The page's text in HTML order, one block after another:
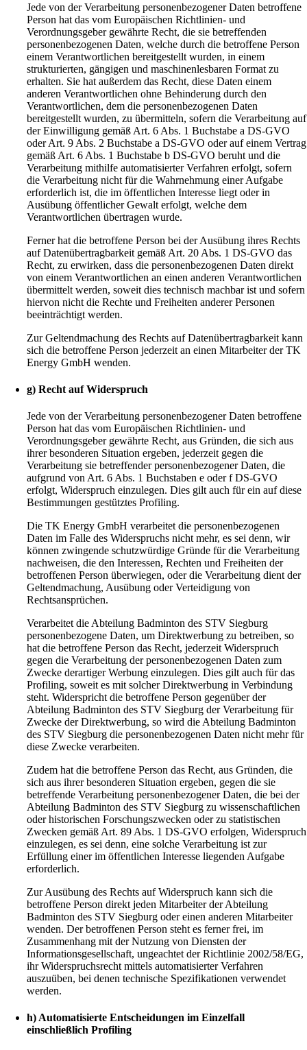
Jede von der Verarbeitung personenbezogener Daten betroffene
Person hat das vom Europäischen Richtlinien- und
Verordnungsgeber gewährte Recht, die sie betreffenden
personenbezogenen Daten, welche durch die betroffene Person
einem Verantwortlichen bereitgestellt wurden, in einem
strukturierten, gängigen und maschinenlesbaren Format zu
erhalten. Sie hat außerdem das Recht, diese Daten einem
anderen Verantwortlichen ohne Behinderung durch den
Verantwortlichen, dem die personenbezogenen Daten
bereitgestellt wurden, zu übermitteln, sofern die Verarbeitung auf
der Einwilligung gemäß Art. 6 Abs. 1 Buchstabe a DS-GVO
oder Art. 9 Abs. 2 Buchstabe a DS-GVO oder auf einem Vertrag
gemäß Art. 6 Abs. 1 Buchstabe b DS-GVO beruht und die
Verarbeitung mithilfe automatisierter Verfahren erfolgt, sofern
die Verarbeitung nicht für die Wahrnehmung einer Aufgabe
erforderlich ist, die im öffentlichen Interesse liegt oder in
Ausübung öffentlicher Gewalt erfolgt, welche dem
Verantwortlichen übertragen wurde.
Ferner hat die betroffene Person bei der Ausübung ihres Rechts
auf Datenübertragbarkeit gemäß Art. 20 Abs. 1 DS-GVO das
Recht, zu erwirken, dass die personenbezogenen Daten direkt
von einem Verantwortlichen an einen anderen Verantwortlichen
übermittelt werden, soweit dies technisch machbar ist und sofern
hiervon nicht die Rechte und Freiheiten anderer Personen
beeinträchtigt werden.
Zur Geltendmachung des Rechts auf Datenübertragbarkeit kann
sich die betroffene Person jederzeit an einen Mitarbeiter der TK
Energy GmbH wenden.
g) Recht auf Widerspruch
Jede von der Verarbeitung personenbezogener Daten betroffene
Person hat das vom Europäischen Richtlinien- und
Verordnungsgeber gewährte Recht, aus Gründen, die sich aus
ihrer besonderen Situation ergeben, jederzeit gegen die
Verarbeitung sie betreffender personenbezogener Daten, die
aufgrund von Art. 6 Abs. 1 Buchstaben e oder f DS-GVO
erfolgt, Widerspruch einzulegen. Dies gilt auch für ein auf diese
Bestimmungen gestütztes Profiling.
Die TK Energy GmbH verarbeitet die personenbezogenen
Daten im Falle des Widerspruchs nicht mehr, es sei denn, wir
können zwingende schutzwürdige Gründe für die Verarbeitung
nachweisen, die den Interessen, Rechten und Freiheiten der
betroffenen Person überwiegen, oder die Verarbeitung dient der
Geltendmachung, Ausübung oder Verteidigung von
Rechtsansprüchen.
Verarbeitet die Abteilung Badminton des STV Siegburg
personenbezogene Daten, um Direktwerbung zu betreiben, so
hat die betroffene Person das Recht, jederzeit Widerspruch
gegen die Verarbeitung der personenbezogenen Daten zum
Zwecke derartiger Werbung einzulegen. Dies gilt auch für das
Profiling, soweit es mit solcher Direktwerbung in Verbindung
steht. Widerspricht die betroffene Person gegenüber der
Abteilung Badminton des STV Siegburg der Verarbeitung für
Zwecke der Direktwerbung, so wird die Abteilung Badminton
des STV Siegburg die personenbezogenen Daten nicht mehr für
diese Zwecke verarbeiten.
Zudem hat die betroffene Person das Recht, aus Gründen, die
sich aus ihrer besonderen Situation ergeben, gegen die sie
betreffende Verarbeitung personenbezogener Daten, die bei der
Abteilung Badminton des STV Siegburg zu wissenschaftlichen
oder historischen Forschungszwecken oder zu statistischen
Zwecken gemäß Art. 89 Abs. 1 DS-GVO erfolgen, Widerspruch
einzulegen, es sei denn, eine solche Verarbeitung ist zur
Erfüllung einer im öffentlichen Interesse liegenden Aufgabe
erforderlich.
Zur Ausübung des Rechts auf Widerspruch kann sich die
betroffene Person direkt jeden Mitarbeiter der Abteilung
Badminton des STV Siegburg oder einen anderen Mitarbeiter
wenden. Der betroffenen Person steht es ferner frei, im
Zusammenhang mit der Nutzung von Diensten der
Informationsgesellschaft, ungeachtet der Richtlinie 2002/58/EG,
ihr Widerspruchsrecht mittels automatisierter Verfahren
auszuüben, bei denen technische Spezifikationen verwendet
werden.
h) Automatisierte Entscheidungen im Einzelfall
einschließlich Profiling